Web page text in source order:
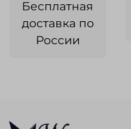
Бесплатная
доставка по
России